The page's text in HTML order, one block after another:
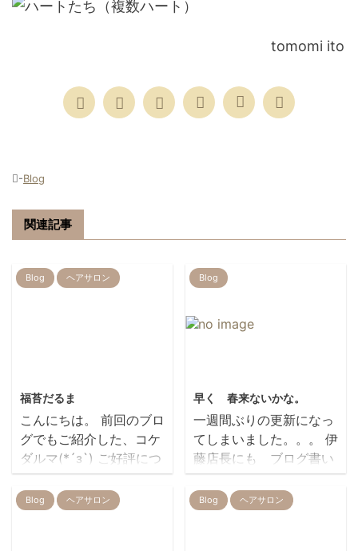
tomomi ito
-Blog
関連記事
Blog ヘアサロン
福苔だるま
こんにちは。 前回のブロ
グでもご紹介した、コケ
ダルマ(*´з`) ご好評につ
き、完売となっていまし
たが💦 新たに入荷しまし
Blog
早く 春来ないかな。
一週間ぶりの更新になっ
てしまいました。。。 伊
藤店長にも ブログ書い
てもらいた
い！！！・・・ですよね
Blog ヘアサロン Blog ヘアサロン